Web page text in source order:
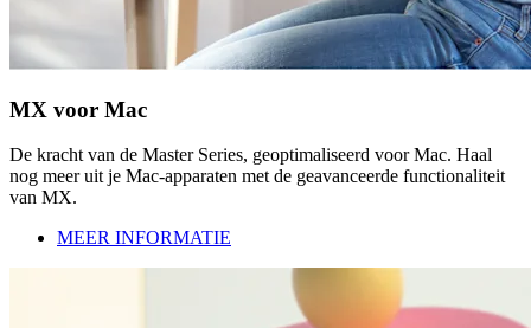
MX voor Mac
De kracht van de Master Series, geoptimaliseerd voor Mac. Haal
nog meer uit je Mac-apparaten met de geavanceerde functionaliteit
van MX.
MEER INFORMATIE